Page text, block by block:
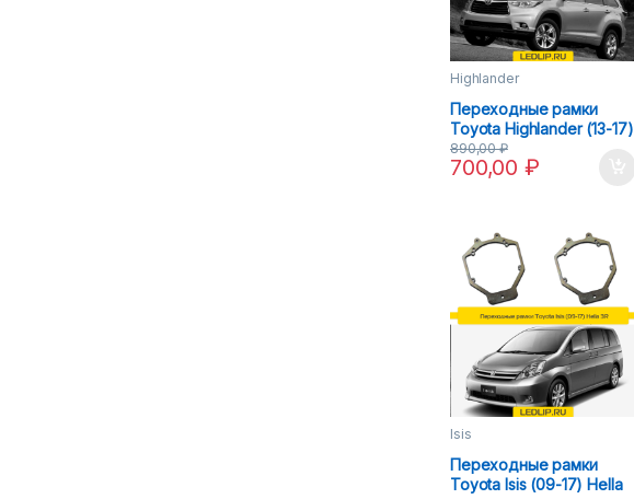
Highlander
Переходные рамки
Toyota Highlander (13-17)
Led на Hella 3R
700,00₽
890,00₽
Isis
Переходные рамки
Toyota Isis (09-17) Hella